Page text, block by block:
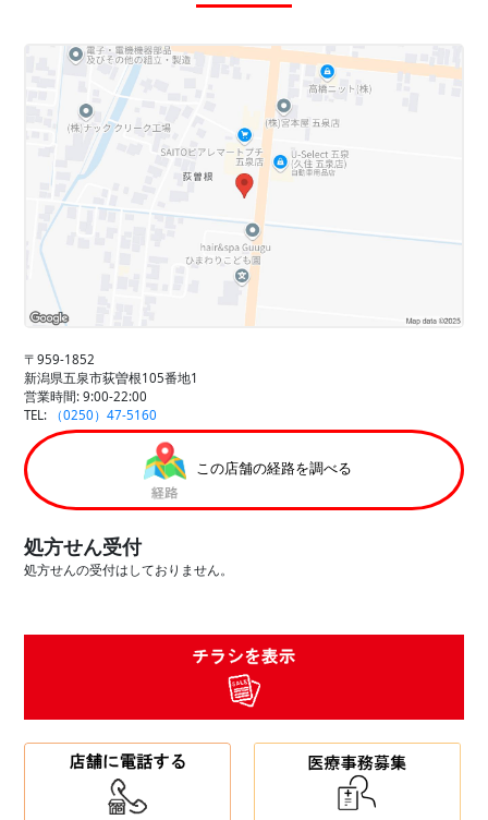
〒959-1852
新潟県五泉市荻曽根105番地1
営業時間: 9:00-22:00
TEL:
（0250）47-5160
この店舗の経路を調べる
処方せん受付
処方せんの受付はしておりません。